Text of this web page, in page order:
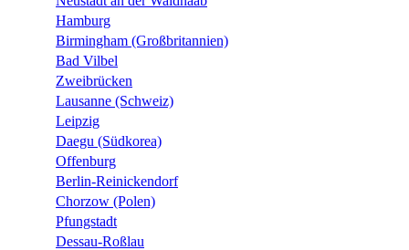
Hamburg
Birmingham (Großbritannien)
Bad Vilbel
Zweibrücken
Lausanne (Schweiz)
Leipzig
Daegu (Südkorea)
Offenburg
Berlin-Reinickendorf
Chorzow (Polen)
Pfungstadt
Dessau-Roßlau